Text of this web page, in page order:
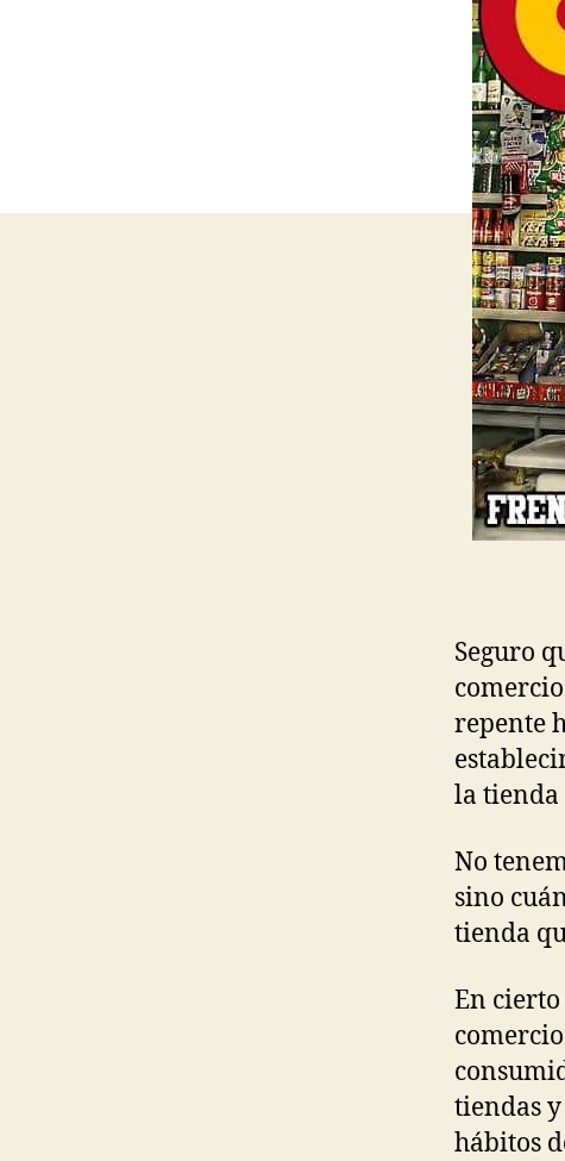
Seguro
repente
la tienda
No
sino
tienda
En
tiendas
hábitos